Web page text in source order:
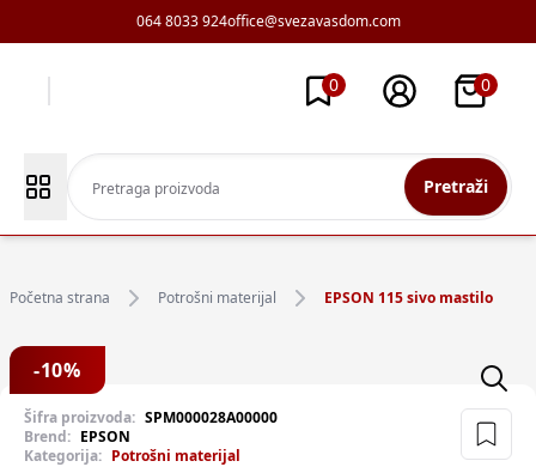
064 8033 924office@svezavasdom.com
0 0
Pretraži
Početna strana Potrošni materijal EPSON 115 sivo mastilo
-10%
Šifra proizvoda: SPM000028A00000
Brend: EPSON
Kategorija: Potrošni materijal